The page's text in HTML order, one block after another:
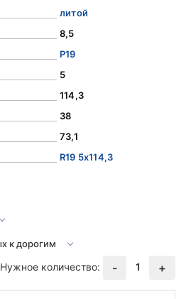
литой
8,5
Р19
5
114,3
38
73,1
R19 5x114,3
Нужное количество:
- 1 +